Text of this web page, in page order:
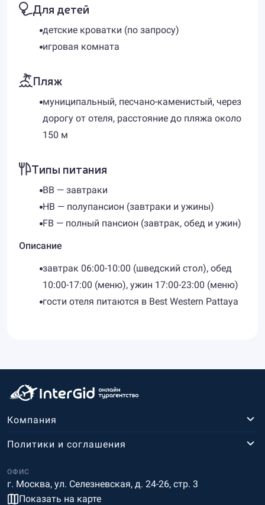
Для детей
детские кроватки (по запросу)
игровая комната
Пляж
муниципальный, песчано-каменистый, через
дорогу от отеля, расстояние до пляжа около
150 м
Типы питания
BB — завтраки
HB — полупансион (завтраки и ужины)
FB — полный пансион (завтрак, обед и ужин)
Описание
завтрак 06:00-10:00 (шведский стол), обед
10:00-17:00 (меню), ужин 17:00-23:00 (меню)
гости отеля питаются в Best Western Pattaya
Компания
ОФИС
г. Москва, ул. Селезневская, д. 24-26, стр. 3
Показать на карте
Политики и соглашения